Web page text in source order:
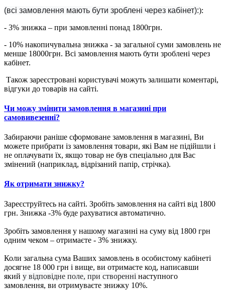
(всі замовлення мають бути зроблені через кабінет):):
- 3% знижка – при замовленні понад 1800грн.
- 10% накопичувальна знижка - за загальної суми замовлень не
менше 18000грн. Всі замовлення мають бути зроблені через
кабінет.
Також зареєстровані користувачі можуть залишати коментарі,
відгуки до товарів на сайті.
Чи можу змінити замовлення в магазині при
самовивезенні?
Забираючи раніше сформоване замовлення в магазині, Ви
можете прибрати із замовлення товари, які Вам не підійшли і
не оплачувати їх, якщо товар не був спеціально для Вас
змінений (наприклад, відрізаний папір, стрічка).
Як отримати знижку?
Зареєструйтесь на сайті. Зробіть замовлення на сайті від 1800
грн. Знижка -3% буде рахуватися автоматично.
Зробіть замовлення у нашому магазині на суму від 1800 грн
одним чеком – отримаєте - 3% знижку.
Коли загальна сума Ваших замовлень в особистому кабінеті
досягне 18 000 грн і вище, ви отримаєте код, написавши
який у відповідне поле, при створенні наступного
замовлення, ви отримуваєте знижку 10%.